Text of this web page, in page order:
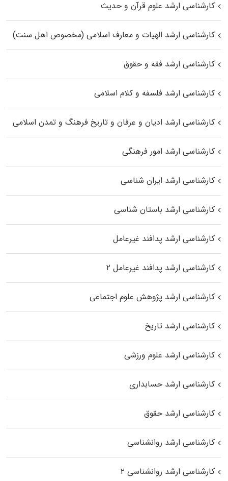
کارشناسی ارشد علوم قرآن و حدیث
کارشناسی ارشد الهیات و معارف اسلامی (مخصوص اهل سنت)
کارشناسی ارشد فقه و حقوق
کارشناسی ارشد فلسفه و کلام اسلامی
کارشناسی ارشد ادیان و عرفان و تاریخ فرهنگ و تمدن اسلامی
کارشناسی ارشد امور فرهنگی
کارشناسی ارشد ایران شناسی
کارشناسی ارشد باستان شناسی
کارشناسی ارشد پدافند غیرعامل
کارشناسی ارشد پدافند غیرعامل ۲
کارشناسی ارشد پژوهش علوم اجتماعی
کارشناسی ارشد تاریخ
کارشناسی ارشد علوم ورزشی
کارشناسی ارشد حسابداری
کارشناسی ارشد حقوق
کارشناسی ارشد روانشناسی
کارشناسی ارشد روانشناسی ۲